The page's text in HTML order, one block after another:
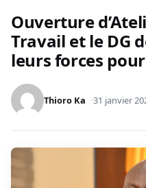
Ouverture
Travail et le DG
leurs forces
Thioro Ka 31 janvier